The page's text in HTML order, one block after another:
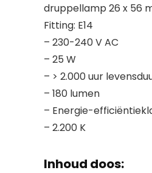
druppellamp 26 x 56
Fitting: E14
– 230-240 V AC
– 25 W
– > 2.000 uur
– 180 lumen
– Energie-
– 2.200 K
Inhoud doos: